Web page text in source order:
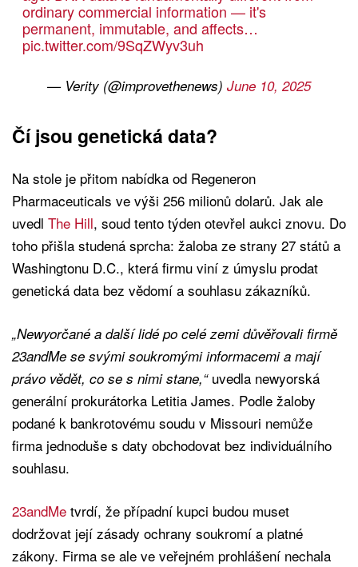
ordinary commercial information — it's
permanent, immutable, and affects…
pic.twitter.com/9SqZWyv3uh
— Verity (@improvethenews) June 10, 2025
Čí jsou genetická data?
Na stole je přitom nabídka od Regeneron
Pharmaceuticals ve výši 256 milionů dolarů. Jak ale
uvedl The Hill, soud tento týden otevřel aukci znovu. Do
toho přišla studená sprcha: žaloba ze strany 27 států a
Washingtonu D.C., která firmu viní z úmyslu prodat
genetická data bez vědomí a souhlasu zákazníků.
„Newyorčané a další lidé po celé zemi důvěřovali firmě
23andMe se svými soukromými informacemi a mají
právo vědět, co se s nimi stane,“uvedla newyorská
generální prokurátorka Letitia James. Podle žaloby
podané k bankrotovému soudu v Missouri nemůže
firma jednoduše s daty obchodovat bez individuálního
souhlasu.
23andMe tvrdí, že případní kupci budou muset
dodržovat její zásady ochrany soukromí a platné
zákony. Firma se ale ve veřejném prohlášení nechala